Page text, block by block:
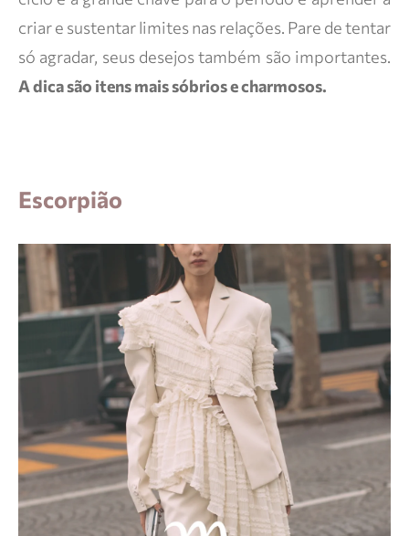
criar e sustentar limites nas relações. Pare de tentar
só agradar, seus desejos também são importantes.
A dica são itens mais sóbrios e charmosos.
Escorpião